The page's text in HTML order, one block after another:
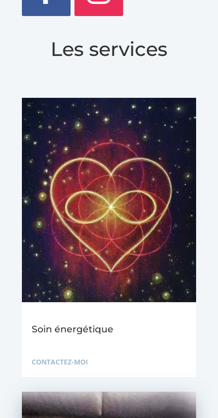
Les services
Soin énergétique
CONTACTEZ-MOI